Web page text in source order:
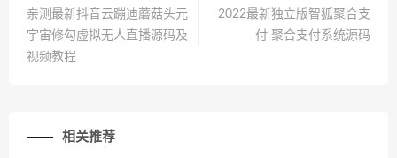
亲测最新抖音云蹦迪蘑菇头元
宇宙修勾虚拟无人直播源码及
视频教程
2022最新独立版智狐聚合支
付 聚合支付系统源码
相关推荐